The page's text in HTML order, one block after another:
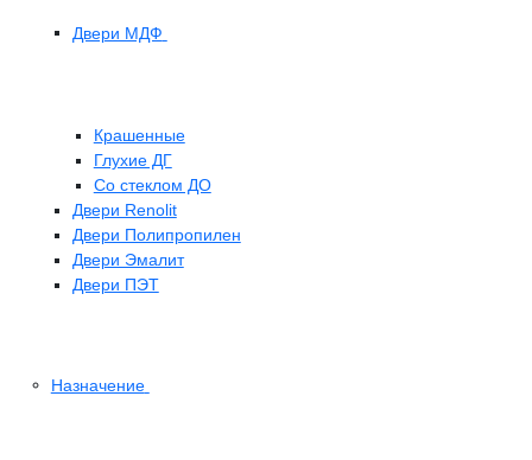
Двери МДФ
Крашенные
Глухие ДГ
Со стеклом ДО
Двери Renolit
Двери Полипропилен
Двери Эмалит
Двери ПЭТ
Назначение